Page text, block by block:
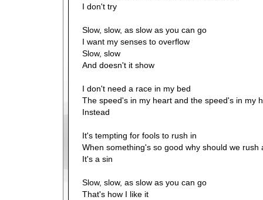
I don't try
Slow, slow, as slow as you can go
I want my senses to overflow
Slow, slow
And doesn't it show
I don't need a race in my bed
The speed's in my heart and the speed's in my
Instead
It's tempting for fools to rush in
When something's so good why should we rush
It's a sin
Slow, slow, as slow as you can go
That's how I like it